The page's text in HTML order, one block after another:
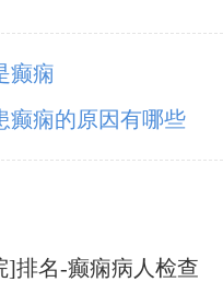
癫痫
癫痫的原因有哪些
]排名-癫痫病人检查